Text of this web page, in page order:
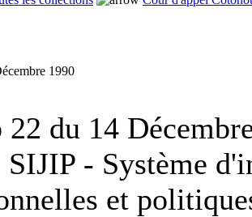
1990
du 14
SIJIP - Système
et